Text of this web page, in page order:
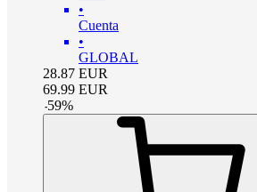
•
Cuenta
•
GLOBAL
28.87 EUR
69.99 EUR
-59%